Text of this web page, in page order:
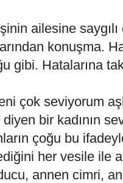
ailesine
konuşma.
gibi. Hatalarına
çok seviyorum
bir kadının
çoğu bu
her vesile ile
annen cimri,